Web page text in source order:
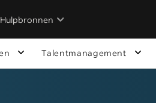
Hulpbronnen
Talentmanagement